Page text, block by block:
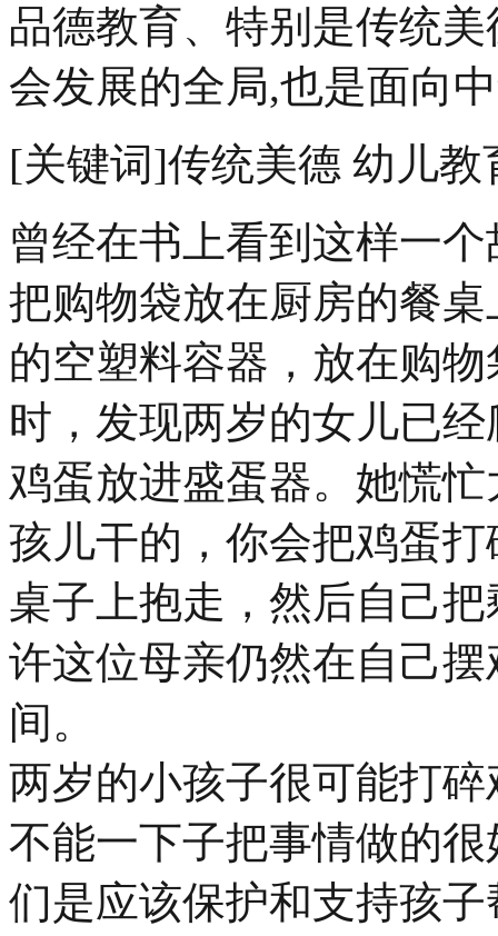
品德教育、特别是传统
会发展的全局,也是面向
[关键词]传统美德 幼儿
曾经在书上看到这样一
把购物袋放在厨房的餐
的空塑料容器，放在购
时，发现两岁的女儿已
鸡蛋放进盛蛋器。她慌
孩儿干的，你会把鸡蛋
桌子上抱走，然后自己
许这位母亲仍然在自己
间。
两岁的小孩子很可能打
不能一下子把事情做的
们是应该保护和支持孩